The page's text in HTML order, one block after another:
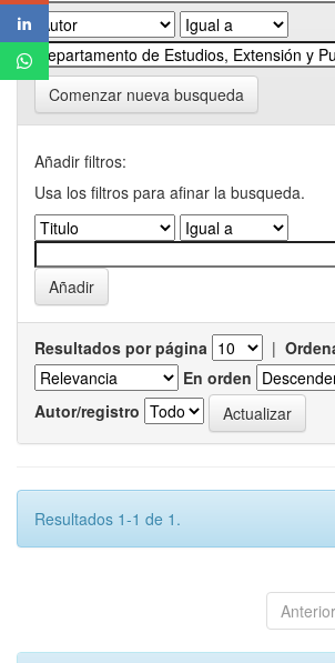
Comenzar nueva busqueda
Añadir filtros:
Usa los filtros para afinar la busqueda.
Resultados por página |
En orden
Autor/registro
Resultados 1-1 de 1.
Anterior